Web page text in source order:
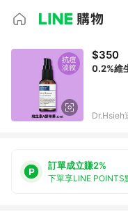
$350
0.2%維
Dr.Hsieh
訂單成立賺2%
下單享LINE POINTS